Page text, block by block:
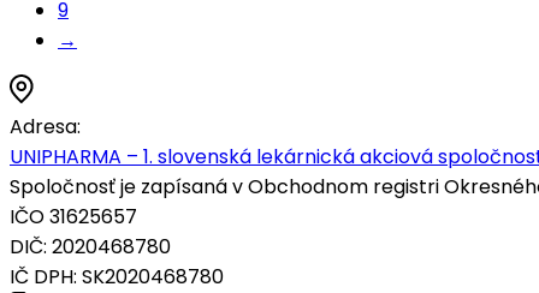
9
→
Adresa:
UNIPHARMA – 1. slovenská lekárnická akciová
Spoločnosť je zapísaná v Obchodnom registri
IČO 31625657
DIČ: 2020468780
IČ DPH: SK2020468780